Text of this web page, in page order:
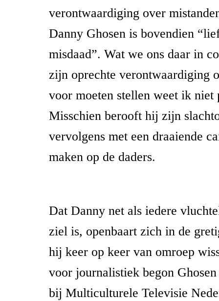
verontwaardiging over
Danny Ghosen is bovendien
misdaad”. Wat we ons daar in
zijn oprechte verontwaardiging
voor moeten stellen weet ik niet
Misschien berooft hij zijn
vervolgens met een draaiende
maken op de daders.
Dat Danny net als iedere
ziel is, openbaart zich in de
hij keer op keer van omroep
voor journalistiek begon
bij Multiculturele Televisie